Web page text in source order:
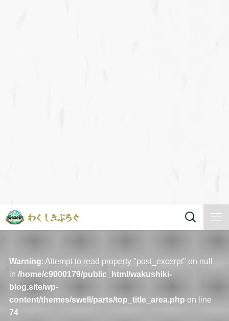
Warning: Attempt to read property "post_excerpt" on null
in/home/c9000179/public_html/wakushiki-
blog.site/wp-
content/themes/swell/parts/top_title_area.phpon line
74